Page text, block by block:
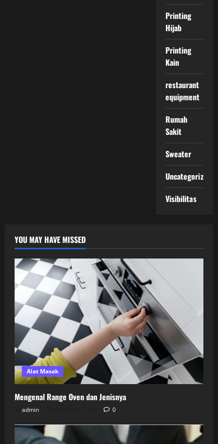
Printing
Hijab
Printing
Kain
restaurant
equipment
Rumah
Sakit
Sweater
Uncategorized
Visibilitas
YOU MAY HAVE MISSED
Alat Masak
Mengenal Range Oven dan Jenisnya
admin 0